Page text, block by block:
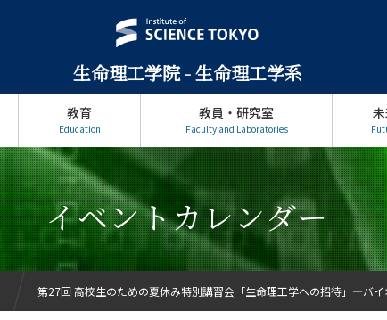
生命理工学院 - 生命理工学系
教育
Education
教員・研究室
Faculty and Laboratories
イベントカレンダー
第27回 高校生のための夏休み特別講習会「生命理工学への招待」―バ